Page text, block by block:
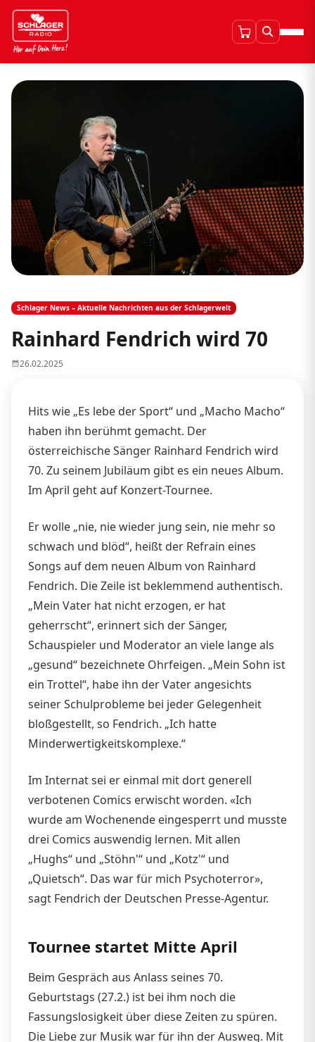
Schlager News – Aktuelle Nachrichten aus der Schlagerwelt
Rainhard Fendrich wird 70
26.02.2025
Hits wie „Es lebe der Sport“ und „Macho Macho“
haben ihn berühmt gemacht. Der
österreichische Sänger Rainhard Fendrich wird
70. Zu seinem Jubiläum gibt es ein neues Album.
Im April geht auf Konzert-Tournee.
Er wolle „nie, nie wieder jung sein, nie mehr so
schwach und blöd“, heißt der Refrain eines
Songs auf dem neuen Album von Rainhard
Fendrich. Die Zeile ist beklemmend authentisch.
„Mein Vater hat nicht erzogen, er hat
geherrscht“, erinnert sich der Sänger,
Schauspieler und Moderator an viele lange als
„gesund“ bezeichnete Ohrfeigen. „Mein Sohn ist
ein Trottel“, habe ihn der Vater angesichts
seiner Schulprobleme bei jeder Gelegenheit
bloßgestellt, so Fendrich. „Ich hatte
Minderwertigkeitskomplexe.“
Im Internat sei er einmal mit dort generell
verbotenen Comics erwischt worden. «Ich
wurde am Wochenende eingesperrt und musste
drei Comics auswendig lernen. Mit allen
„Hughs“ und „Stöhn'“ und „Kotz'“ und
„Quietsch“. Das war für mich Psychoterror»,
sagt Fendrich der Deutschen Presse-Agentur.
Tournee startet Mitte April
Beim Gespräch aus Anlass seines 70.
Geburtstags (27.2.) ist bei ihm noch die
Fassungslosigkeit über diese Zeiten zu spüren.
Die Liebe zur Musik war für ihn der Ausweg. Mit